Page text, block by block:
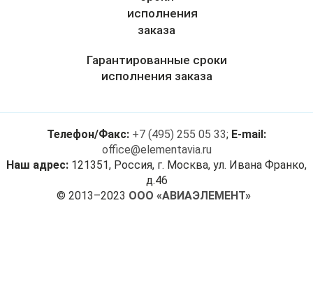
Гарантированные сроки
исполнения заказа
Телефон/Факс: +7 (495) 255 05 33; E-mail:
office@elementavia.ru
Наш адрес: 121351, Россия, г. Москва, ул. Ивана Франко,
д.46
© 2013–2023 ООО «АВИАЭЛЕМЕНТ»